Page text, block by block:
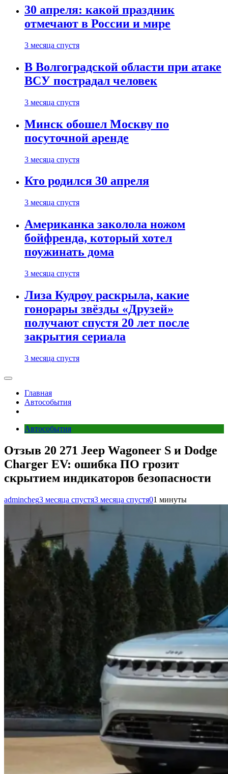
30 апреля: какой праздник
отмечают в России и мире
3 месяца спустя
В Волгоградской области при атаке
ВСУ пострадал человек
3 месяца спустя
Минск обошел Москву по
посуточной аренде
3 месяца спустя
Кто родился 30 апреля
3 месяца спустя
Американка заколола ножом
бойфренда, который хотел
поужинать дома
3 месяца спустя
Лиза Кудроу раскрыла, какие
гонорары звёзды «Друзей»
получают спустя 20 лет после
закрытия сериала
3 месяца спустя
Главная
Автособытия
Автособытия
Отзыв 20 271 Jeep Wagoneer S и Dodge
Charger EV: ошибка ПО грозит
скрытием индикаторов безопасности
admincheg3 месяца спустя3 месяца спустя01 минуты